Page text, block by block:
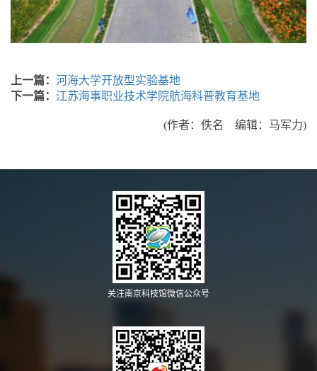
上一篇： 河海大学开放型实验基地
下一篇： 江苏海事职业技术学院航海科普教育基地
(作者：佚名 编辑：马军力)
关注南京科技馆微信公众号